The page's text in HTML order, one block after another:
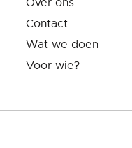
Over ons
Contact
Wat we doen
Voor wie?